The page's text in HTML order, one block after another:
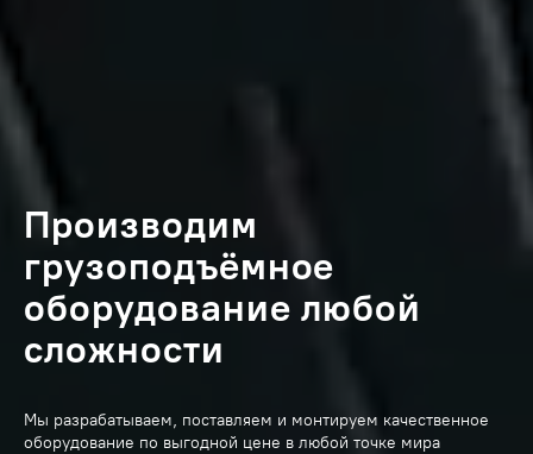
Производим
грузоподъёмное
оборудование любой
сложности
Мы разрабатываем, поставляем и монтируем качественное
оборудование по выгодной цене в любой точке мира